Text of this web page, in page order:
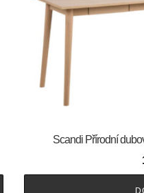
Scandi Přírodní